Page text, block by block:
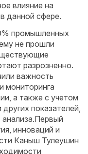
влияние на
данной сфере.
промышленных
не прошли
разрозненно.
важность
мониторинга
а также с учетом
показателей,
инноваций и
Каныш Тулеушин